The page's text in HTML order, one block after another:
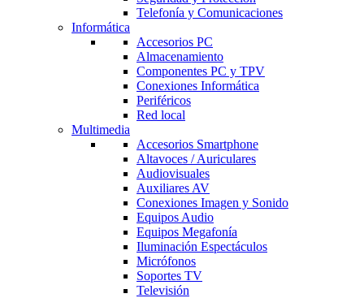
Telefonía y Comunicaciones
Informática
Accesorios PC
Almacenamiento
Componentes PC y TPV
Conexiones Informática
Periféricos
Red local
Multimedia
Accesorios Smartphone
Altavoces / Auriculares
Audiovisuales
Auxiliares AV
Conexiones Imagen y Sonido
Equipos Audio
Equipos Megafonía
Iluminación Espectáculos
Micrófonos
Soportes TV
Televisión